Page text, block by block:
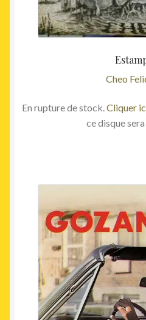
Cheo
En rupture de stock.Cliquer
ce disque